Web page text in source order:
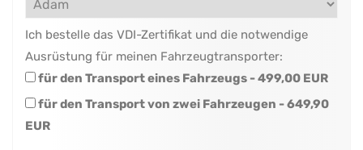
Ich bestelle das VDI-Zertifikat und die notwendige
Ausrüstung für meinen Fahrzeugtransporter:
für den Transport eines Fahrzeugs - 499,00 EUR
für den Transport von zwei Fahrzeugen - 649,90
EUR